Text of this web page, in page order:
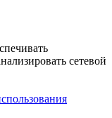
сетевой